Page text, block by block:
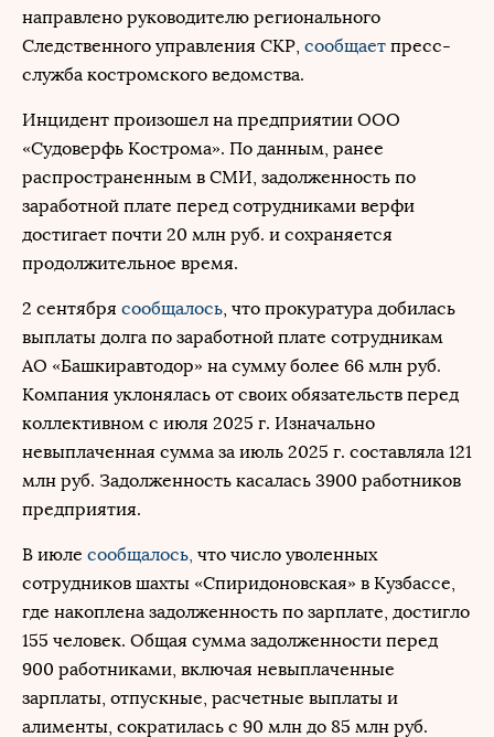
направлено руководителю регионального
Следственного управления СКР, сообщает пресс-
служба костромского ведомства.
Инцидент произошел на предприятии ООО
«Судоверфь Кострома». По данным, ранее
распространенным в СМИ, задолженность по
заработной плате перед сотрудниками верфи
достигает почти 20 млн руб. и сохраняется
продолжительное время.
2 сентября сообщалось, что прокуратура добилась
выплаты долга по заработной плате сотрудникам
АО «Башкиравтодор» на сумму более 66 млн руб.
Компания уклонялась от своих обязательств перед
коллективном с июля 2025 г. Изначально
невыплаченная сумма за июль 2025 г. составляла 121
млн руб. Задолженность касалась 3900 работников
предприятия.
В июле сообщалось, что число уволенных
сотрудников шахты «Спиридоновская» в Кузбассе,
где накоплена задолженность по зарплате, достигло
155 человек. Общая сумма задолженности перед
900 работниками, включая невыплаченные
зарплаты, отпускные, расчетные выплаты и
алименты, сократилась с 90 млн до 85 млн руб.